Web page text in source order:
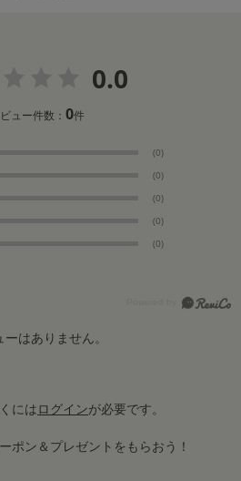
0.0
ュー件数：0件
(0)
(0)
(0)
(0)
(0)
ーはありません。
にはログインが必要です。
ポン＆プレゼントをもらおう！